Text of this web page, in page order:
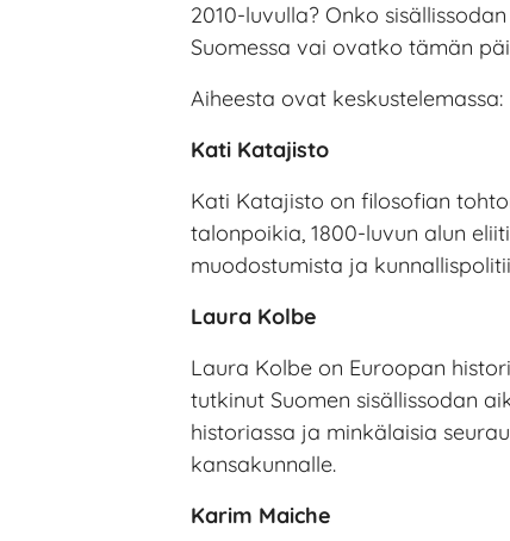
2010-luvulla? Onko
Suomessa vai ovatko tämän
Aiheesta ovat keskustelemassa:
Kati Katajisto
Kati Katajisto on filosofian
talonpoikia, 1800-luvun alun
muodostumista ja
Laura Kolbe
Laura Kolbe on Euroopan
tutkinut Suomen sisällissodan
historiassa ja minkälaisia
kansakunnalle.
Karim Maiche